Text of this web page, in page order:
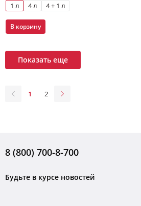
1 л
4 л 4 + 1 л
В корзину
Показать еще
1 2
8 (800) 700-8-700
Будьте в курсе новостей